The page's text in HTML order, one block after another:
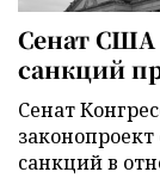
Сенат США
санкций
Сенат
санкций в